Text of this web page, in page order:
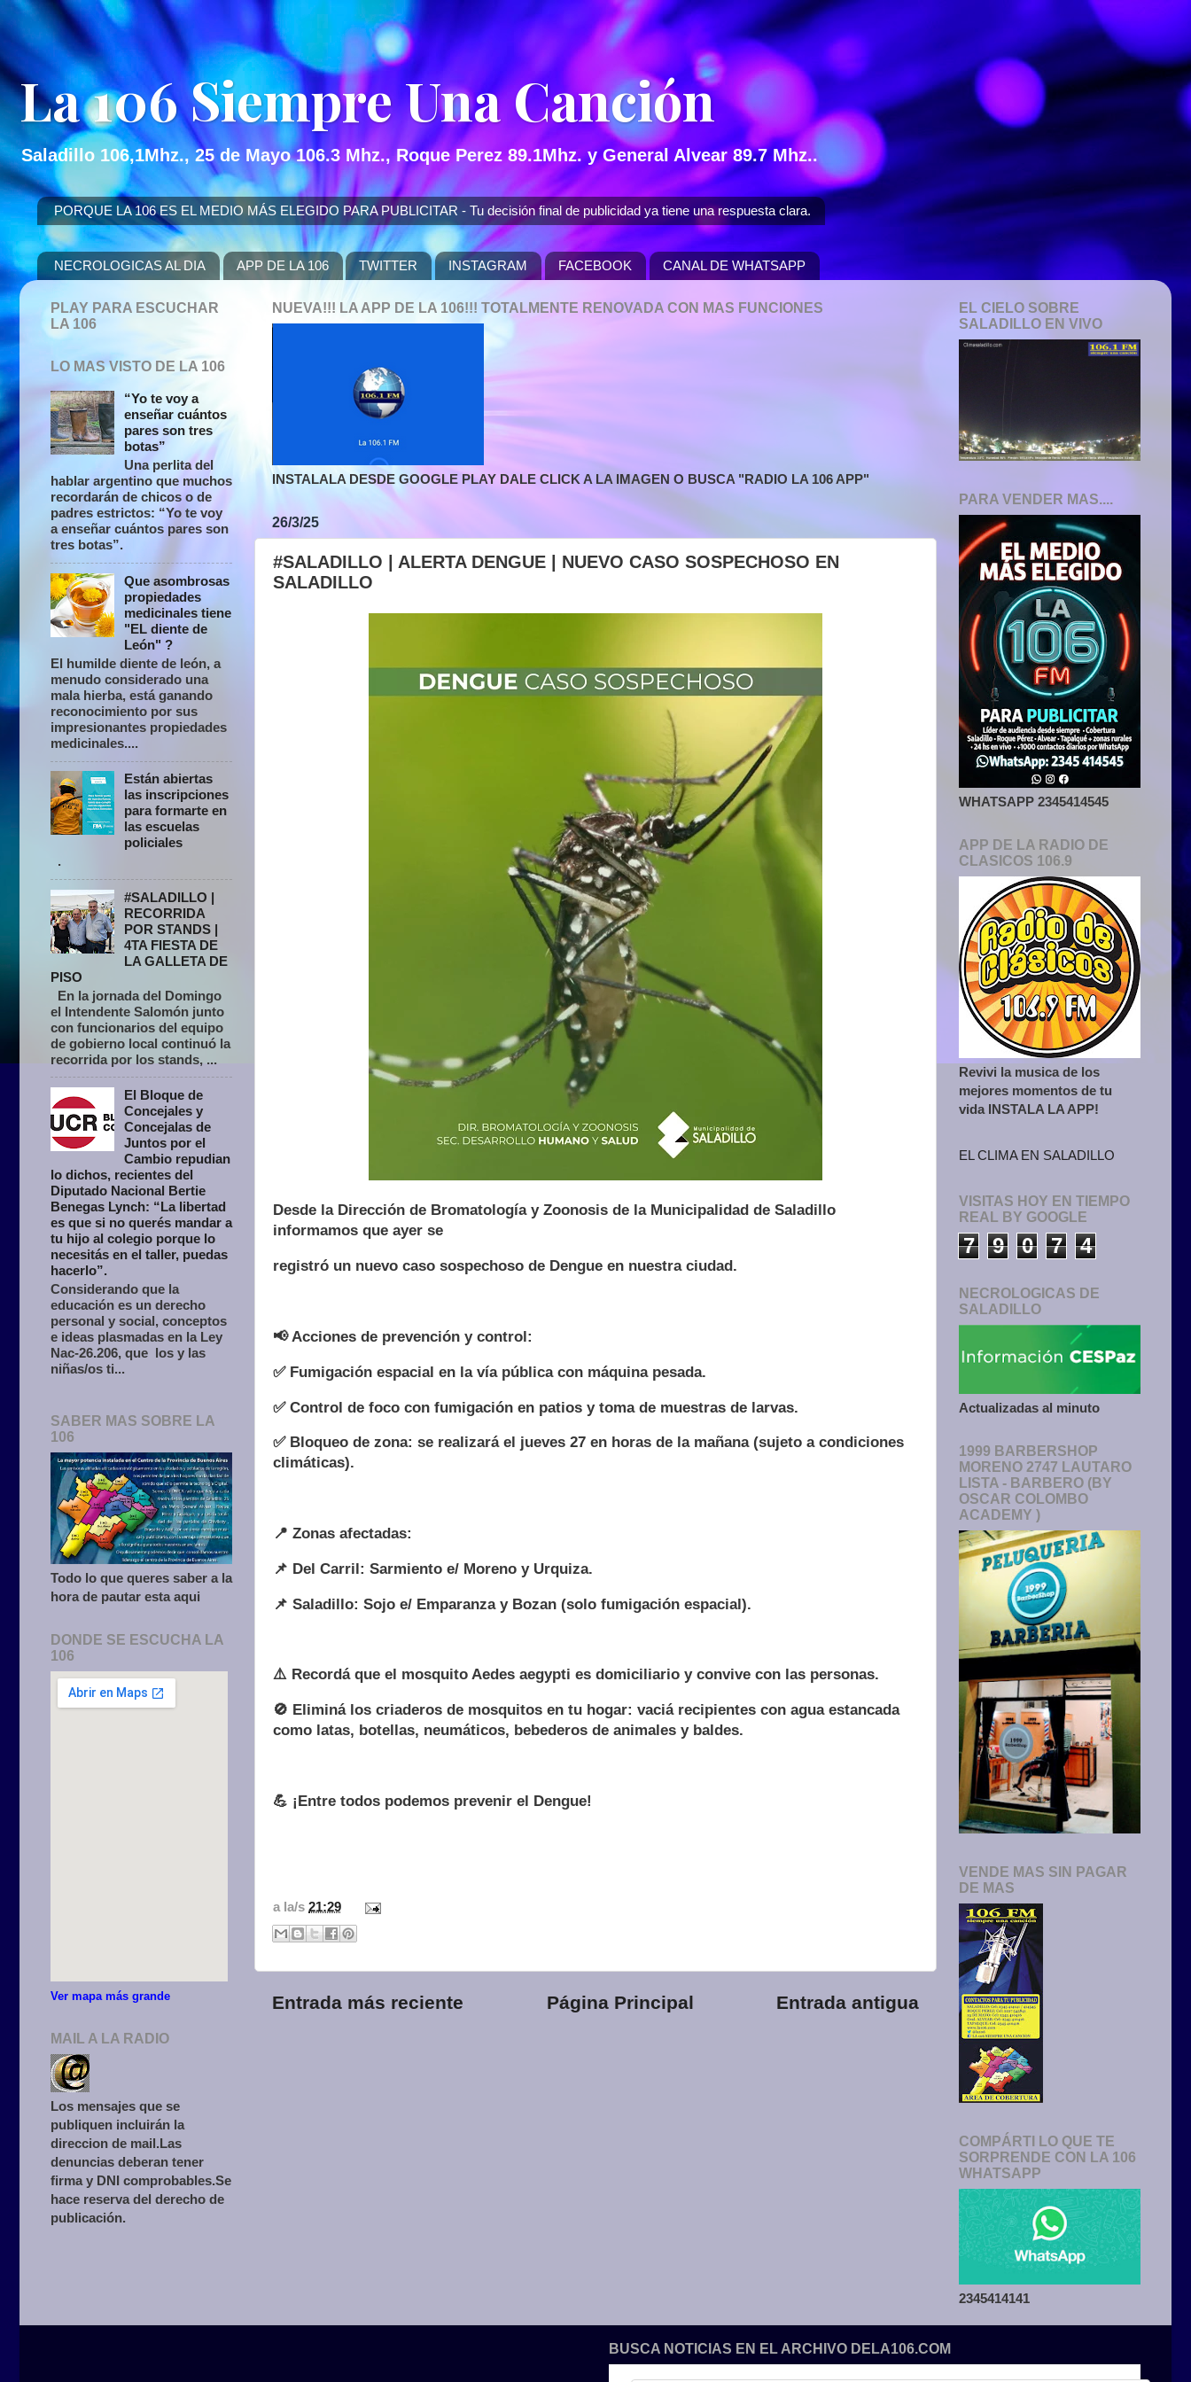
La 106 Siempre Una Canción
Saladillo 106,1Mhz., 25 de Mayo 106.3 Mhz., Roque Perez 89.1Mhz. y General Alvear 89.7 Mhz..
PORQUE LA 106 ES EL MEDIO MÁS ELEGIDO PARA PUBLICITAR - Tu decisión final de publicidad ya tiene una respuesta clara.
NECROLOGICAS AL DIA APP DE LA 106 TWITTER INSTAGRAM FACEBOOK CANAL DE WHATSAPP
NUEVA!!! LA APP DE LA 106!!! TOTALMENTE RENOVADA CON MAS FUNCIONES
INSTALALA DESDE GOOGLE PLAY DALE CLICK A LA IMAGEN O BUSCA "RADIO LA 106 APP"
26/3/25
#SALADILLO | ALERTA DENGUE | NUEVO CASO SOSPECHOSO EN
SALADILLO
Desde la Dirección de Bromatología y Zoonosis de la Municipalidad de Saladillo
informamos que ayer se
registró un nuevo caso sospechoso de Dengue en nuestra ciudad.
📢 Acciones de prevención y control:
✅ Fumigación espacial en la vía pública con máquina pesada.
✅ Control de foco con fumigación en patios y toma de muestras de larvas.
✅ Bloqueo de zona: se realizará el jueves 27 en horas de la mañana (sujeto a condiciones
climáticas).
📍 Zonas afectadas:
📌 Del Carril: Sarmiento e/ Moreno y Urquiza.
📌 Saladillo: Sojo e/ Emparanza y Bozan (solo fumigación espacial).
⚠️ Recordá que el mosquito Aedes aegypti es domiciliario y convive con las personas.
🚫 Eliminá los criaderos de mosquitos en tu hogar: vaciá recipientes con agua estancada
como latas, botellas, neumáticos, bebederos de animales y baldes.
💪 ¡Entre todos podemos prevenir el Dengue!
a la/s 21:29
Entrada más reciente Entrada antigua
Página Principal
PLAY PARA ESCUCHAR
LA 106
LO MAS VISTO DE LA 106
“Yo te voy a
enseñar cuántos
pares son tres
botas”
Una perlita del
hablar argentino que muchos
recordarán de chicos o de
padres estrictos: “Yo te voy
a enseñar cuántos pares son
tres botas”.
Que asombrosas
propiedades
medicinales tiene
"EL diente de
León" ?
El humilde diente de león, a
menudo considerado una
mala hierba, está ganando
reconocimiento por sus
impresionantes propiedades
medicinales....
Están abiertas
las inscripciones
para formarte en
las escuelas
policiales
.
#SALADILLO |
RECORRIDA
POR STANDS |
4TA FIESTA DE
LA GALLETA DE
PISO
En la jornada del Domingo
el Intendente Salomón junto
con funcionarios del equipo
de gobierno local continuó la
recorrida por los stands, ...
El Bloque de
Concejales y
Concejalas de
Juntos por el
Cambio repudian
lo dichos, recientes del
Diputado Nacional Bertie
Benegas Lynch: “La libertad
es que si no querés mandar a
tu hijo al colegio porque lo
necesitás en el taller, puedas
hacerlo”.
Considerando que la
educación es un derecho
personal y social, conceptos
e ideas plasmadas en la Ley
Nac-26.206, que los y las
niñas/os ti...
SABER MAS SOBRE LA
106
Todo lo que queres saber a la
hora de pautar esta aqui
DONDE SE ESCUCHA LA
106
Ver mapa más grande
MAIL A LA RADIO
Los mensajes que se
publiquen incluirán la
direccion de mail.Las
denuncias deberan tener
firma y DNI comprobables.Se
hace reserva del derecho de
publicación.
EL CIELO SOBRE
SALADILLO EN VIVO
PARA VENDER MAS....
WHATSAPP 2345414545
APP DE LA RADIO DE
CLASICOS 106.9
Revivi la musica de los
mejores momentos de tu
vida INSTALA LA APP!
EL CLIMA EN SALADILLO
VISITAS HOY EN TIEMPO
REAL BY GOOGLE
7 9 0 7 4
NECROLOGICAS DE
SALADILLO
Actualizadas al minuto
1999 BARBERSHOP
MORENO 2747 LAUTARO
LISTA - BARBERO (BY
OSCAR COLOMBO
ACADEMY )
VENDE MAS SIN PAGAR
DE MAS
COMPÁRTI LO QUE TE
SORPRENDE CON LA 106
WHATSAPP
2345414141
BUSCA NOTICIAS EN EL ARCHIVO DELA106.COM